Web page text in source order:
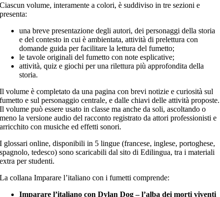
Ciascun volume, interamente a colori, è suddiviso in tre sezioni e
presenta:
una breve presentazione degli autori, dei personaggi della storia
e del contesto in cui è ambientata, attività di prelettura con
domande guida per facilitare la lettura del fumetto;
le tavole originali del fumetto con note esplicative;
attività, quiz e giochi per una rilettura più approfondita della
storia.
Il volume è completato da una pagina con brevi notizie e curiosità sul
fumetto e sul personaggio centrale, e dalle chiavi delle attività proposte.
Il volume può essere usato in classe ma anche da soli, ascoltando o
meno la versione audio del racconto registrato da attori professionisti e
arricchito con musiche ed effetti sonori.
I glossari online, disponibili in 5 lingue (francese, inglese, portoghese,
spagnolo, tedesco) sono scaricabili dal sito di Edilingua, tra i materiali
extra per studenti.
La collana Imparare l’italiano con i fumetti comprende:
Imparare l’italiano con Dylan Dog – l’alba dei morti viventi